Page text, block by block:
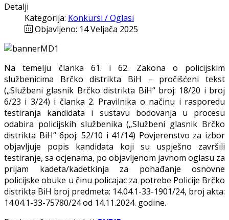
Detalji
Kategorija: Konkursi / Oglasi
Objavljeno: 14 Veljača 2025
Na temelju članka 61. i 62. Zakona o policijskim
službenicima Brčko distrikta BiH – pročišćeni tekst
(„Službeni glasnik Brčko distrikta BiH“ broj: 18/20 i broj
6/23 i 3/24) i članka 2. Pravilnika o načinu i rasporedu
testiranja kandidata i sustavu bodovanja u procesu
odabira policijskih službenika („Službeni glasnik Brčko
distrikta BiH“ број: 52/10 i 41/14) Povjerenstvo za izbor
objavljuje popis kandidata koji su uspješno završili
testiranje, sa ocjenama, po objavljenom javnom oglasu za
prijam kadeta/kadetkinja za pohađanje osnovne
policijske obuke u činu policajac za potrebe Policije Brčko
distrikta BiH broj predmeta: 14.04.1-33-1901/24, broj akta:
14.04.1-33-75780/24 od 14.11.2024. godine.